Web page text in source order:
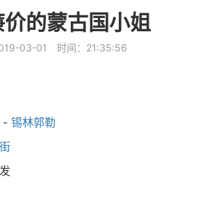
的蒙古国小姐
03-01 时间：21:35:56
- 锡林郭勒